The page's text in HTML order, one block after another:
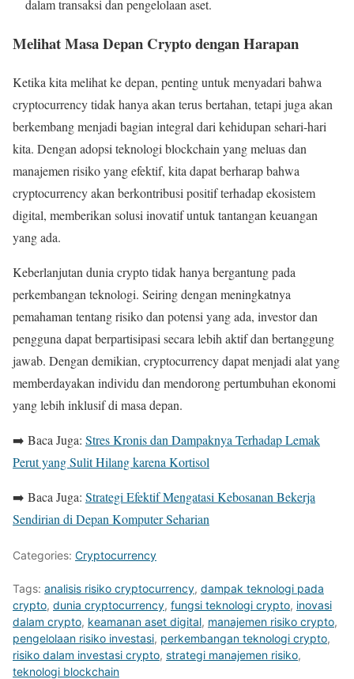
dalam transaksi dan pengelolaan aset.
Melihat Masa Depan Crypto dengan Harapan
Ketika kita melihat ke depan, penting untuk menyadari bahwa
cryptocurrency tidak hanya akan terus bertahan, tetapi juga akan
berkembang menjadi bagian integral dari kehidupan sehari-hari
kita. Dengan adopsi teknologi blockchain yang meluas dan
manajemen risiko yang efektif, kita dapat berharap bahwa
cryptocurrency akan berkontribusi positif terhadap ekosistem
digital, memberikan solusi inovatif untuk tantangan keuangan
yang ada.
Keberlanjutan dunia crypto tidak hanya bergantung pada
perkembangan teknologi. Seiring dengan meningkatnya
pemahaman tentang risiko dan potensi yang ada, investor dan
pengguna dapat berpartisipasi secara lebih aktif dan bertanggung
jawab. Dengan demikian, cryptocurrency dapat menjadi alat yang
memberdayakan individu dan mendorong pertumbuhan ekonomi
yang lebih inklusif di masa depan.
➡️ Baca Juga: Stres Kronis dan Dampaknya Terhadap Lemak
Perut yang Sulit Hilang karena Kortisol
➡️ Baca Juga: Strategi Efektif Mengatasi Kebosanan Bekerja
Sendirian di Depan Komputer Seharian
Categories: Cryptocurrency
Tags: analisis risiko cryptocurrency, dampak teknologi pada
crypto, dunia cryptocurrency, fungsi teknologi crypto, inovasi
dalam crypto, keamanan aset digital, manajemen risiko crypto,
pengelolaan risiko investasi, perkembangan teknologi crypto,
risiko dalam investasi crypto, strategi manajemen risiko,
teknologi blockchain